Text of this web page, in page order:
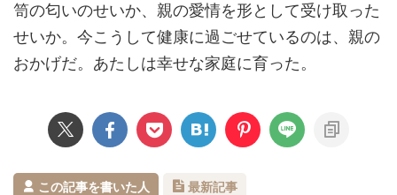
笥の匂いのせいか、親の愛情を形として受け取った
せいか。今こうして健康に過ごせているのは、親の
おかげだ。あたしは幸せな家庭に育った。
この記事を書いた人 最新記事